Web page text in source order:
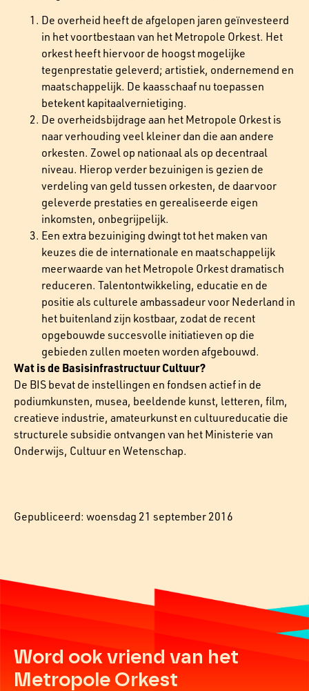
De overheid heeft de afgelopen jaren geïnvesteerd
in het voortbestaan van het Metropole Orkest. Het
orkest heeft hiervoor de hoogst mogelijke
tegenprestatie geleverd; artistiek, ondernemend en
maatschappelijk. De kaasschaaf nu toepassen
betekent kapitaalvernietiging.
De overheidsbijdrage aan het Metropole Orkest is
naar verhouding veel kleiner dan die aan andere
orkesten. Zowel op nationaal als op decentraal
niveau. Hierop verder bezuinigen is gezien de
verdeling van geld tussen orkesten, de daarvoor
geleverde prestaties en gerealiseerde eigen
inkomsten, onbegrijpelijk.
Een extra bezuiniging dwingt tot het maken van
keuzes die de internationale en maatschappelijk
meerwaarde van het Metropole Orkest dramatisch
reduceren. Talentontwikkeling, educatie en de
positie als culturele ambassadeur voor Nederland in
het buitenland zijn kostbaar, zodat de recent
opgebouwde succesvolle initiatieven op die
gebieden zullen moeten worden afgebouwd.
Wat is de Basisinfrastructuur Cultuur?
De BIS bevat de instellingen en fondsen actief in de
podiumkunsten, musea, beeldende kunst, letteren, film,
creatieve industrie, amateurkunst en cultuureducatie die
structurele subsidie ontvangen van het Ministerie van
Onderwijs, Cultuur en Wetenschap.
Gepubliceerd: woensdag 21 september 2016
Word ook vriend van het
Metropole Orkest